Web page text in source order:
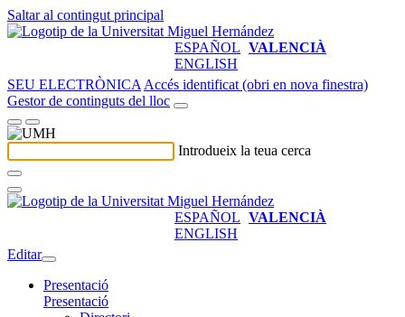
Saltar al contingut principal
ESPAÑOL VALENCIÀ
ENGLISH
SEU ELECTRÒNICA Accés identificat (obri en nova finestra)
Gestor de continguts del lloc
Introdueix la teua cerca
ESPAÑOL VALENCIÀ
ENGLISH
Editar
Presentació
Presentació